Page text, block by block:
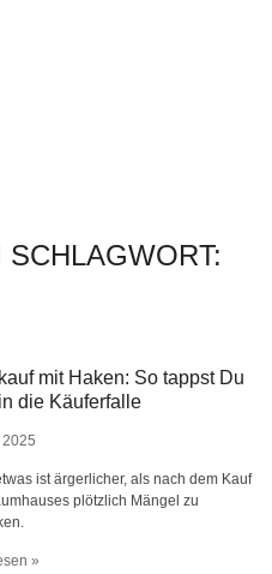
mit Haken: So tappst Du
die Käuferfalle
ist ärgerlicher, als nach dem Kauf
plötzlich Mängel zu
»